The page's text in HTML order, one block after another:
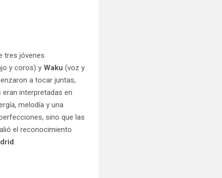
tres jóvenes
y coros) yWaku (voz y
a tocar juntas,
interpretadas en
melodía y una
sino que las
el reconocimiento
.